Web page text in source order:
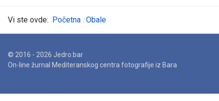
Vi ste ovde: Početna Obale
© 2016 - 2026 Jedro.bar
On-line žurnal Mediteranskog centra fotografije iz Bara